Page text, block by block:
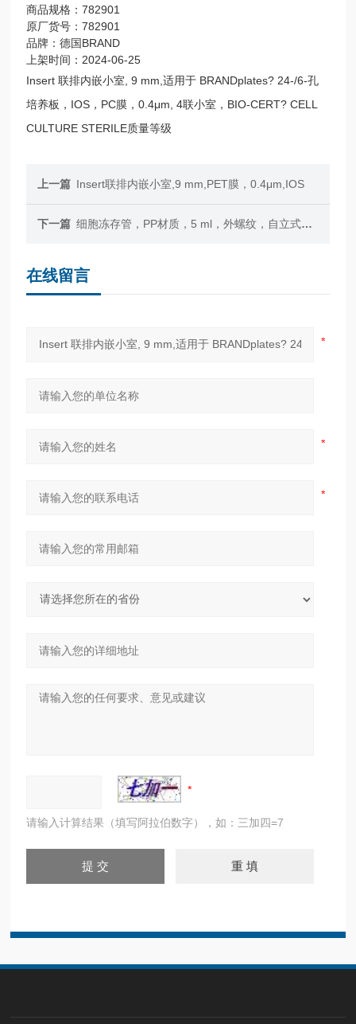
商品规格：782901
原厂货号：782901
品牌：德国BRAND
上架时间：2024-06-25
Insert 联排内嵌小室, 9 mm,适用于 BRANDplates? 24-/6-孔
培养板，IOS，PC膜，0.4μm, 4联小室，BIO-CERT? CELL
CULTURE STERILE质量等级
上一篇 Insert联排内嵌小室,9 mm,PET膜，0.4μm,IOS
下一篇 细胞冻存管，PP材质，5 ml，外螺纹，自立式，灭菌，旋盖，12.5x90mm
在线留言
请输入计算结果（填写阿拉伯数字），如：三加四=7